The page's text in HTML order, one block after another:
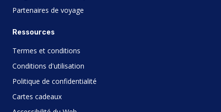
Partenaires de voyage
Ressources
Termes et conditions
Conditions d'utilisation
Politique de confidentialité
Cartes cadeaux